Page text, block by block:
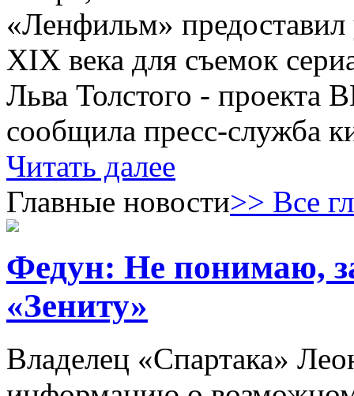
«Ленфильм»
XIX века для съемок
Льва Толстого - проекта
сообщила пресс-служба
Читать далее
Главные новости>> Все
Федун: Не понимаю,
«Зениту»
Владелец «Спартака»